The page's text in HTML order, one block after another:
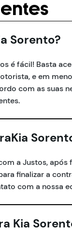
Sorento?
é fácil! Basta
e em
com as suas
a Justos,
finalizar a
com a nossa
Kia